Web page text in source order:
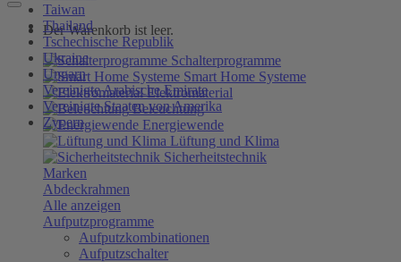
Taiwan
Thailand
Tschechische Republik
Ukraine
Ungarn
Vereinigte Arabische Emirate
Vereinigte Staaten von Amerika
Zypern
Der Warenkorb ist leer.
Schalterprogramme
Smart Home Systeme
Elektromaterial
Beleuchtung
Energiewende
Lüftung und Klima
Sicherheitstechnik
Marken
Abdeckrahmen
Alle anzeigen
Aufputzprogramme
Aufputzkombinationen
Aufputzschalter